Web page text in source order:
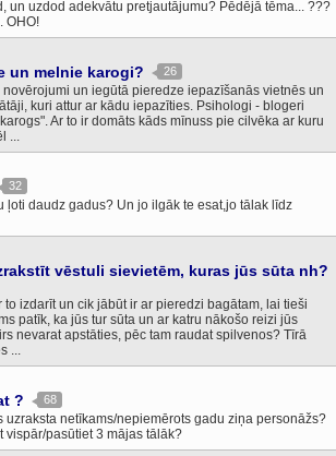
un uzdod adekvātu pretjautājumu? Pēdējā tēma... ???
OHO!
un melnie karogi? 26
novērojumi un iegūtā pieredze iepazīšanās vietnēs un
kuri attur ar kādu iepazīties. Psihologi - blogeri
Ar to ir domāts kāds mīnuss pie cilvēka ar kuru
...
32
ļoti daudz gadus? Un jo ilgāk te esat,jo tālak līdz
vēstuli sievietēm, kuras jūs sūta nh?
to izdarīt un cik jābūt ir ar pieredzi bagātam, lai tieši
patīk, ka jūs tur sūta un ar katru nākošo reizi jūs
nevarat apstāties, pēc tam raudat spilvenos? Tīrā
...
? 68
uzraksta netīkams/nepiemērots gadu ziņa personāžs?
vispār/pasūtiet 3 mājas tālāk?